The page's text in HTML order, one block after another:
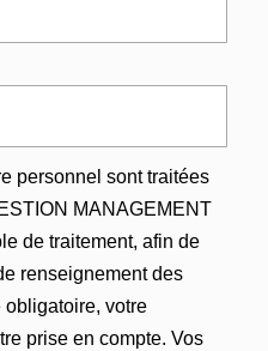
personnel sont traitées
MANAGEMENT
de traitement, afin de
renseignement des
obligatoire, votre
prise en compte. Vos